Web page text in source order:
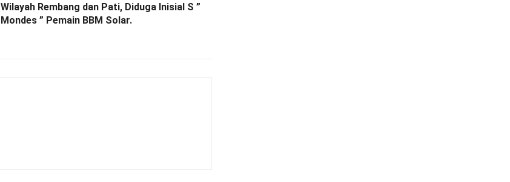
Wilayah Rembang dan Pati, Diduga Inisial S ”
Mondes ” Pemain BBM Solar.